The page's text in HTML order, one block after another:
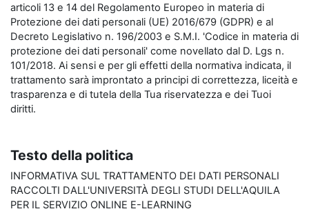
articoli 13 e 14 del Regolamento Europeo in materia di
Protezione dei dati personali (UE) 2016/679 (GDPR) e al
Decreto Legislativo n. 196/2003 e S.M.I. 'Codice in materia di
protezione dei dati personali' come novellato dal D. Lgs n.
101/2018. Ai sensi e per gli effetti della normativa indicata, il
trattamento sarà improntato a principi di correttezza, liceità e
trasparenza e di tutela della Tua riservatezza e dei Tuoi
diritti.
Testo della politica
INFORMATIVA SUL TRATTAMENTO DEI DATI PERSONALI
RACCOLTI DALL'UNIVERSITÀ DEGLI STUDI DELL'AQUILA
PER IL SERVIZIO ONLINE E-LEARNING